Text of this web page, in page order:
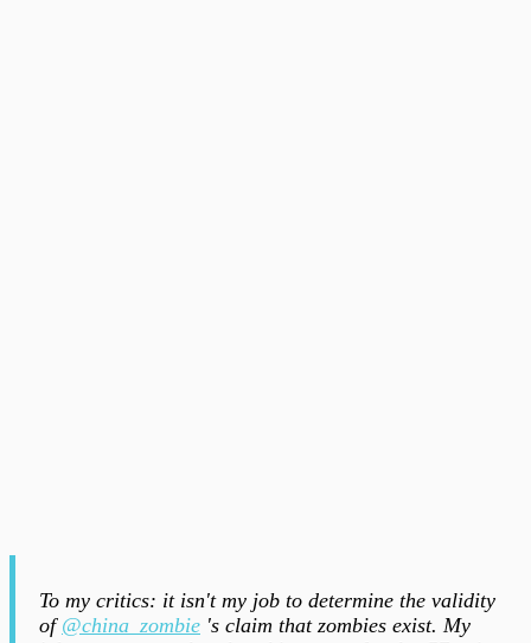
To my critics: it isn't my job to determine the validity
of @china_zombie 's claim that zombies exist. My